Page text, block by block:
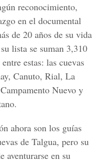
reconocimiento,
en el documental
de 20 años de su vida
lista se suman 3,310
estas: las cuevas
Canuto, Rial, La
Nuevo y
ahora son los guías
de Talgua, pero su
aventurarse en su